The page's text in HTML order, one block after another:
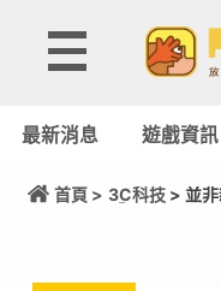
最新消息 遊戲資訊
首頁 > 3C科技> 並非